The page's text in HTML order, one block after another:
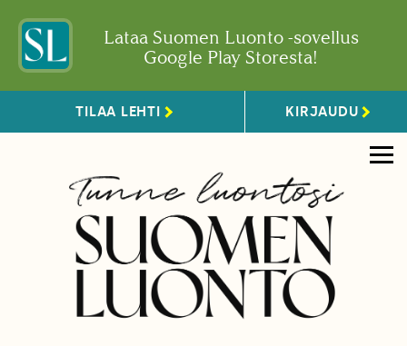
Lataa Suomen Luonto -sovellus
Google Play Storesta!
TILAA LEHTI KIRJAUDU